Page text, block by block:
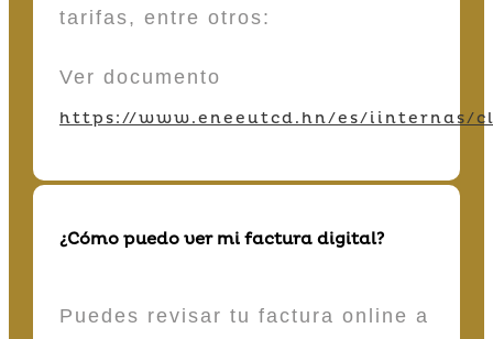
tarifas, entre otros:
Ver documento
https://www.eneeutcd.hn/es/iinternas/
¿Cómo puedo ver mi factura digital?
Puedes revisar tu factura online a